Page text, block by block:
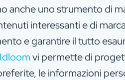
anche uno strumento di
interessanti e di
e garantire il tutto
Idloomvi permette di
le informazioni